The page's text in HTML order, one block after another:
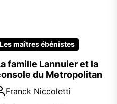
Les maîtres ébénistes
famille Lannuier et la
du Metropolitan
Franck Niccoletti